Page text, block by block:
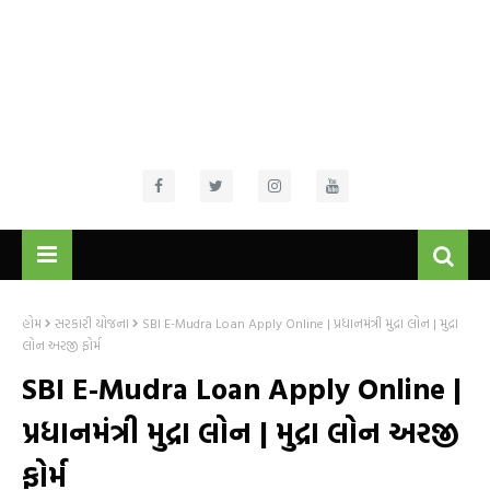
હોમ સરકારી યોજના
SBI E-Mudra Loan Apply Online | પ્રધાનમંત્રી મુદ્રા લોન | મુદ્રા
લોન અરજી ફોર્મ
SBI E-Mudra Loan Apply Online |
પ્રધાનમંત્રી મુદ્રા લોન | મુદ્રા લોન અરજી
ફોર્મ